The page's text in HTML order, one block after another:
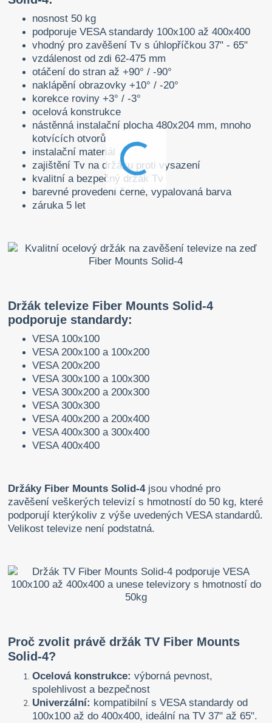
nosnost 50 kg
podporuje VESA standardy 100x100 až 400x400
vhodný pro zavěšení Tv s úhlopříčkou 37" - 65"
vzdálenost od zdi 62-475 mm
otáčení do stran až +90° / -90°
naklápění obrazovky +10° / -20°
korekce roviny +3° / -3°
ocelová konstrukce
nástěnná instalační plocha 480x204 mm, mnoho
kotvících otvorů
instalační materiál
zajištění Tv na držáku proti vysazení
kvalitní a bezpečný držák Tv
barevné provedení černé, vypalovaná barva
záruka 5 let
Držák televize Fiber Mounts Solid-4
podporuje standardy:
VESA 100x100
VESA 200x100 a 100x200
VESA 200x200
VESA 300x100 a 100x300
VESA 300x200 a 200x300
VESA 300x300
VESA 400x200 a 200x400
VESA 400x300 a 300x400
VESA 400x400
Držáky Fiber Mounts Solid-4jsou vhodné pro
zavěšení veškerých televizí s hmotností do 50 kg, které
podporují kterýkoliv z výše uvedených VESA standardů.
Velikost televize není podstatná.
Proč zvolit právě držák TV Fiber Mounts
Solid-4?
Ocelová konstrukce: výborná pevnost,
spolehlivost a bezpečnost
Univerzální: kompatibilní s VESA standardy od
100x100 až do 400x400, ideální na TV 37" až 65".